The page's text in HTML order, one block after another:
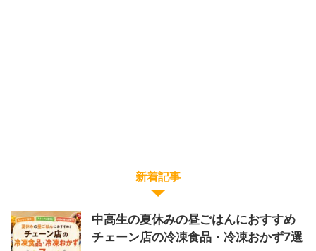
新着記事
中高生の夏休みの昼ごはんにおすすめ
チェーン店の冷凍食品・冷凍おかず7選